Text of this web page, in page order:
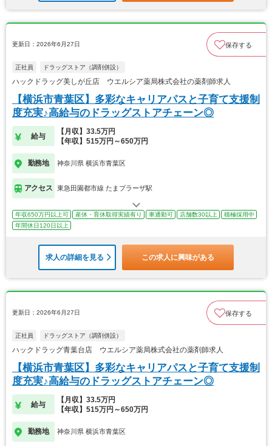
更新日：2026年6月27日 保存する
正社員 ドラッグストア（調剤併設）
ハックドラッグ美しが丘店 ウエルシア薬局株式会社の薬剤師求人
【横浜市青葉区】多彩なキャリアパスと子育て支援制
度充実♪高給与のドラッグストアチェーン◎
給与
【月収】33.5万円
【年収】515万円～650万円
勤務地 神奈川県 横浜市青葉区
アクセス 東急田園都市線 たまプラーザ駅
年収650万円以上可 産休・育休取得実績有り 車通勤可 店舗数30以上
積極採用中
年間休日120日以上
求人の詳細を見る この求人に興味がある
更新日：2026年6月27日 保存する
正社員 ドラッグストア（調剤併設）
ハックドラッグ青葉台店 ウエルシア薬局株式会社の薬剤師求人
【横浜市青葉区】多彩なキャリアパスと子育て支援制
度充実♪高給与のドラッグストアチェーン◎
給与
【月収】33.5万円
【年収】515万円～650万円
勤務地 神奈川県 横浜市青葉区